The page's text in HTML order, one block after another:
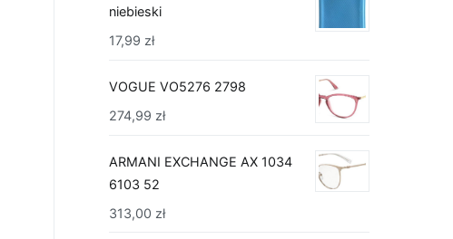
niebieski
17,99 zł
VOGUE VO5276 2798
274,99 zł
ARMANI EXCHANGE AX 1034
6103 52
313,00 zł